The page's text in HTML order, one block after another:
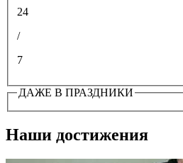
24
/
7
ДАЖЕ В ПРАЗДНИКИ
Наши достижения